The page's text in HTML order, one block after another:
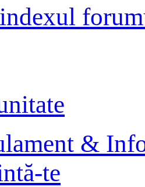
&
te